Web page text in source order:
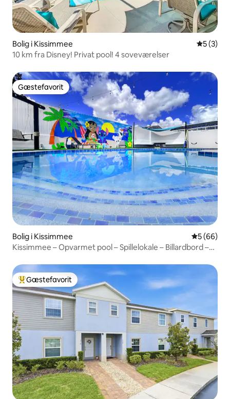
Bolig i Kissimmee 5 ud af 5
5 (3)
10 km fra Disney! Privat pool! 4 soveværelser
Gæstefavorit
Gæstefavorit
Bolig i Kissimmee 5 ud af 5 i
5 (66)
Kissimmee – Opvarmet pool – Spillelokale – Billardbord –
Bedste gæstefavorit
Gæstefavorit